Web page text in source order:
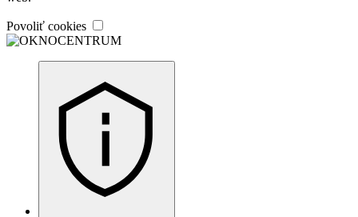
Povoliť cookies